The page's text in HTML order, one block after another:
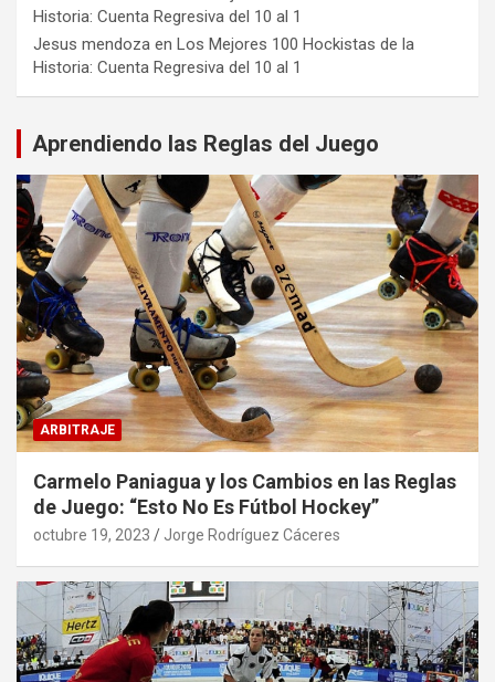
Historia: Cuenta Regresiva del 10 al 1
Jesus mendoza en Los Mejores 100 Hockistas de la
Historia: Cuenta Regresiva del 10 al 1
Aprendiendo las Reglas del Juego
ARBITRAJE
Carmelo Paniagua y los Cambios en las Reglas
de Juego: “Esto No Es Fútbol Hockey”
octubre 19, 2023 Jorge Rodríguez Cáceres